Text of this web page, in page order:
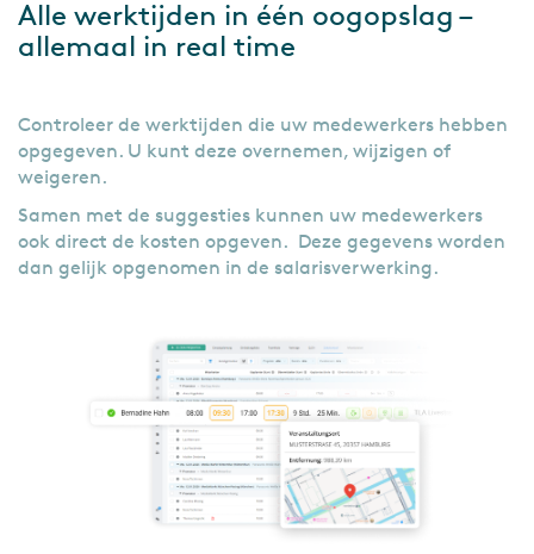
Alle werktijden in één oogopslag –
allemaal in real time
Controleer de werktijden die uw medewerkers hebben
opgegeven. U kunt deze overnemen, wijzigen of
weigeren.
Samen met de suggesties kunnen uw medewerkers
ook direct de kosten opgeven. Deze gegevens worden
dan gelijk opgenomen in de salarisverwerking.